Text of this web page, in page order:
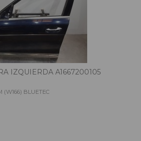
IZQUIERDA A1667200105
(W166) BLUETEC